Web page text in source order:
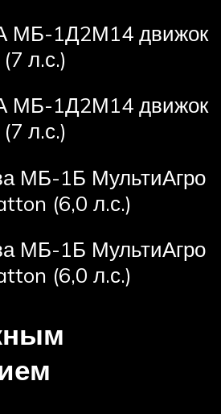
МБ-1Д2М14 движок
л.с.)
МБ-1Д2М14 движок
л.с.)
МБ-1Б МультиАгро
(6,0 л.с.)
МБ-1Б МультиАгро
(6,0 л.с.)